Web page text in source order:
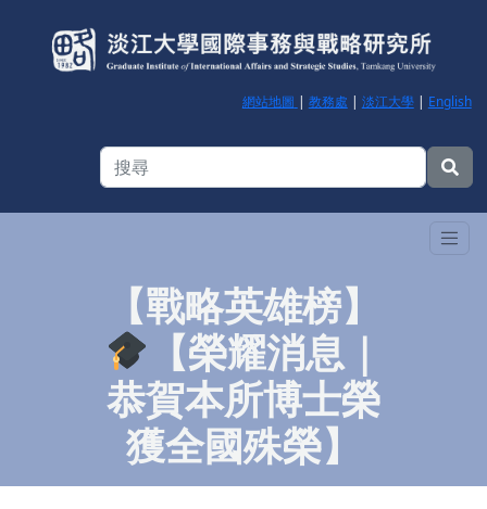
網站地圖 | 教務處 | 淡江大學| English
【戰略英雄榜】
【榮耀消息｜
恭賀本所博士榮
獲全國殊榮】